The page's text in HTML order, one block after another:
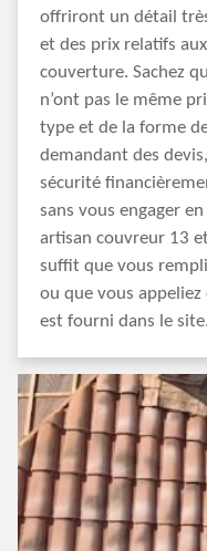
offriront un détail
et des prix relatifs
couverture. Sachez
n’ont pas le même
type et de la forme
demandant des
sécurité
sans vous engager
artisan couvreur 13
suffit que vous
ou que vous
est fourni dans le site.